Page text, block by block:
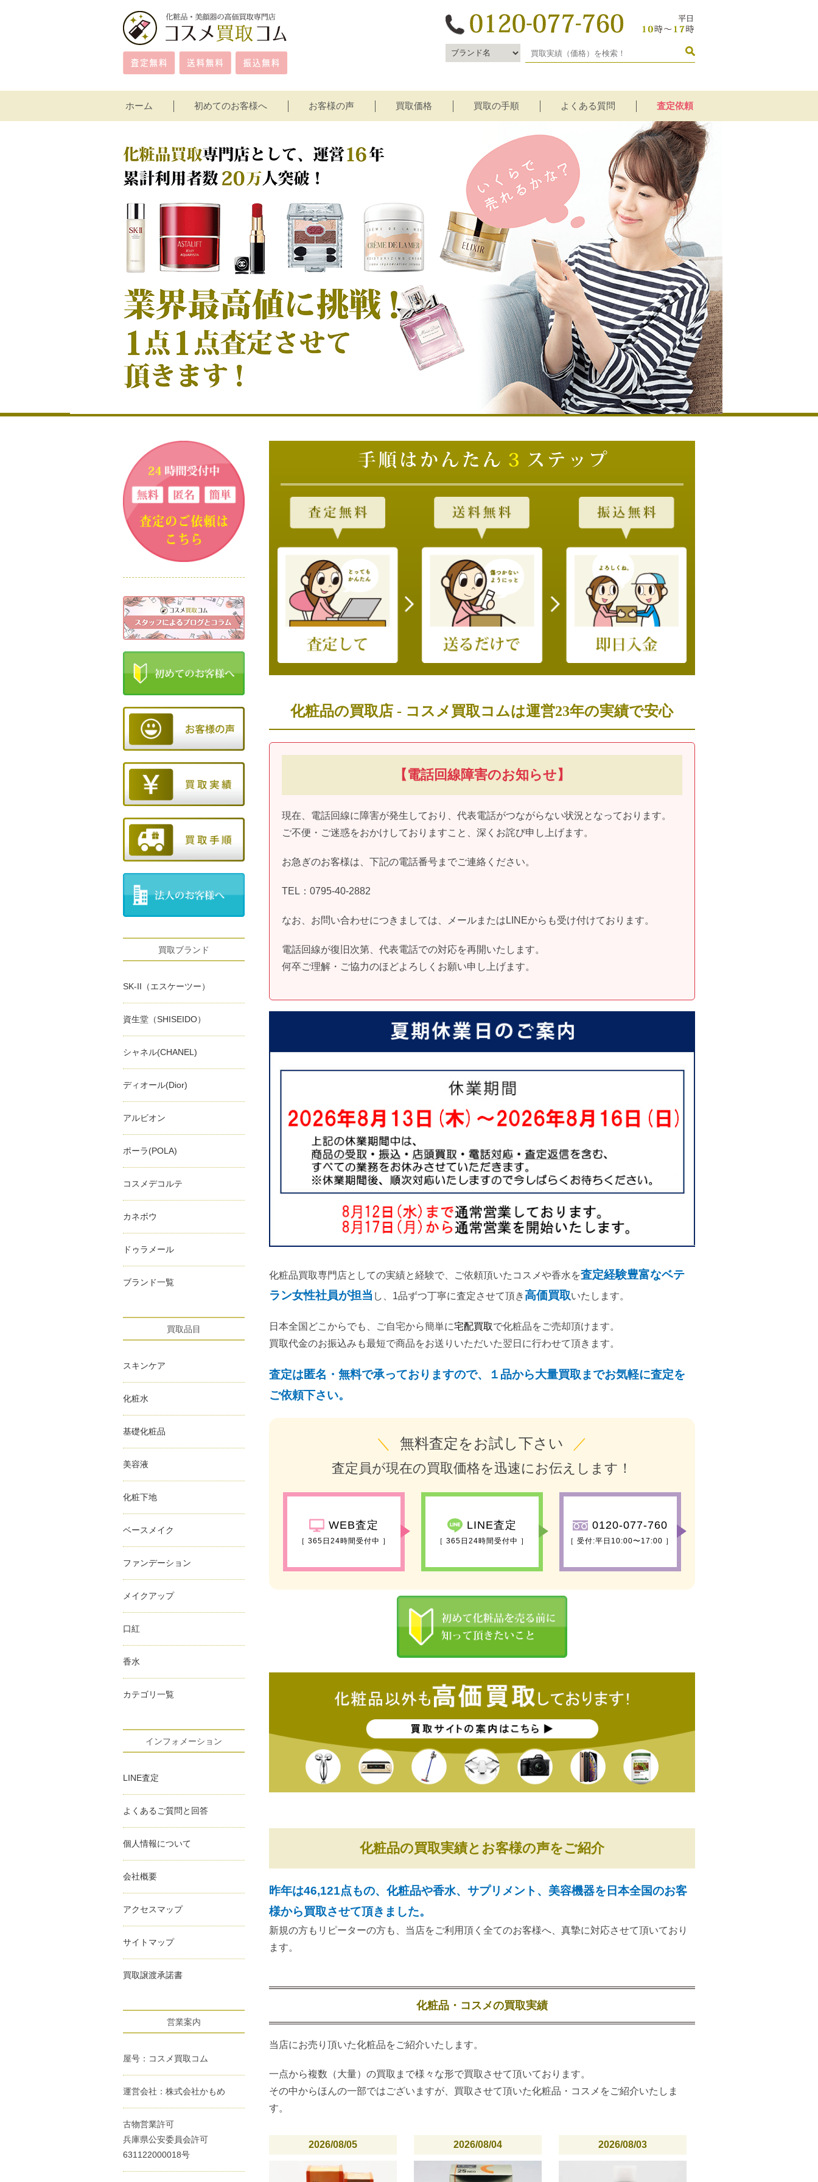
ホーム 初めてのお客様へ お客様の声 買取価格
買取の手順
よくある質問 査定依頼
化粧品の買取店 - コスメ買取コムは運営23年の実績で安心
【電話回線障害のお知らせ】
現在、電話回線に障害が発生しており、 代表電話がつながらない状況 となっております。
ご不便・ご迷惑をおかけしておりますこと、深くお詫び申し上げます。
お急ぎのお客様は、下記の電話番号までご連絡ください。
TEL：0795-40-2882
なお、お問い合わせにつきましては、メールまたはLINEからも受け付けております。
電話回線が復旧次第、代表電話での対応を再開いたします。
何卒ご理解・ご協力のほどよろしくお願い申し上げます。
化粧品買取専門店としての実績と経験で、ご依頼頂いたコスメや香水を査定経験豊富なベテ
ラン女性社員が担当 し、1品ずつ丁寧に査定させて頂き高価買取いたします。
日本全国どこからでも、ご自宅から簡単に宅配買取で化粧品をご売却頂けます。
買取代金のお振込みも最短で商品をお送りいただいた翌日に行わせて頂きます。
査定は匿名・無料で承っておりますので、１品から大量買取までお気軽に査定を
ご依頼下さい。
＼ 無料査定をお試し下さい ／
査定員が現在の買取価格を迅速にお伝えします！
WEB査定
［ 365日24時間受付中 ］
LINE査定
［ 365日24時間受付中 ］
0120-077-760
［ 受付:平日10:00〜17:00 ］
化粧品の買取実績とお客様の声をご紹介
昨年は46,121点もの、化粧品や香水、サプリメント、美容機器を日本全国のお客
様から買取させて頂きました。
新規の方もリピーターの方も、当店をご利用頂く全てのお客様へ、真摯に対応させて頂いており
ます。
化粧品・コスメの買取実績
当店にお売り頂いた化粧品をご紹介いたします。
一点から複数（大量）の買取まで様々な形で買取させて頂いております。
その中からほんの一部ではございますが、買取させて頂いた化粧品・コスメをご紹介いたしま
す。
2026/08/05 2026/08/04 2026/08/03
買取ブランド
SK-II（エスケーツー）
資生堂（SHISEIDO）
シャネル(CHANEL)
ディオール(Dior)
アルビオン
ポーラ(POLA)
コスメデコルテ
カネボウ
ドゥラメール
ブランド一覧
買取品目
スキンケア
化粧水
基礎化粧品
美容液
化粧下地
ベースメイク
ファンデーション
メイクアップ
口紅
香水
カテゴリ一覧
インフォメーション
LINE査定
よくあるご質問と回答
個人情報について
会社概要
アクセスマップ
サイトマップ
買取譲渡承諾書
営業案内
屋号：コスメ買取コム
運営会社：株式会社かもめ
古物営業許可
兵庫県公安委員会許可
631122000018号